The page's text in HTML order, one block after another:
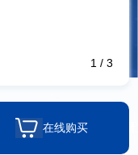
1 / 3
在线购买